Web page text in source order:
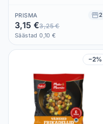
PRISMA 2
3,15 €3,25 €
Säästad 0,10 €
−2%